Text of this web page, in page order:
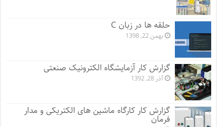
حلقه ها در زبان C
بهمن 22, 1398
گزارش کار آزمایشگاه الکترونیک صنعتی
آذر 28, 1392
گزارش کار کارگاه ماشین های الکتریکی و مدار
فرمان